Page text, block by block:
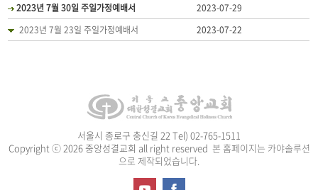
2023년 7월 30일 주일가정예배서
2023-07-29
2023년 7월 23일 주일가정예배서
2023-07-22
서울시 종로구 충신길 22 Tel) 02-765-1511
Copyright ⓒ 2026 중앙성결교회 all right reserved 본 홈페이지는 카야솔루션
으로 제작되었습니다.